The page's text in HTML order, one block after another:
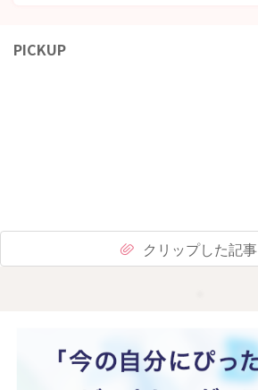
PICKUP
クリップした記事